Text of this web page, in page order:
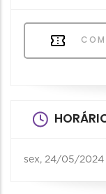
sex, 24/05/2024